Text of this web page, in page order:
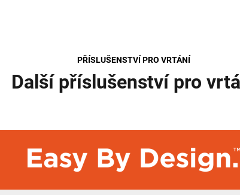
PŘÍSLUŠENSTVÍ PRO VRTÁNÍ
Další příslušenství pro